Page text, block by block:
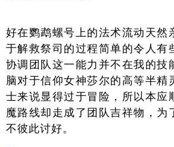
好在鹦鹉螺号上的法术流动天然
于解救祭司的过程简单的令人有
协调团队这一能力并不在我的技
脑对于信仰女神莎尔的高等半精
士来说显得过于冒险，所以本应
魔路线却走成了团队吉祥物，为
不彼此讨好。